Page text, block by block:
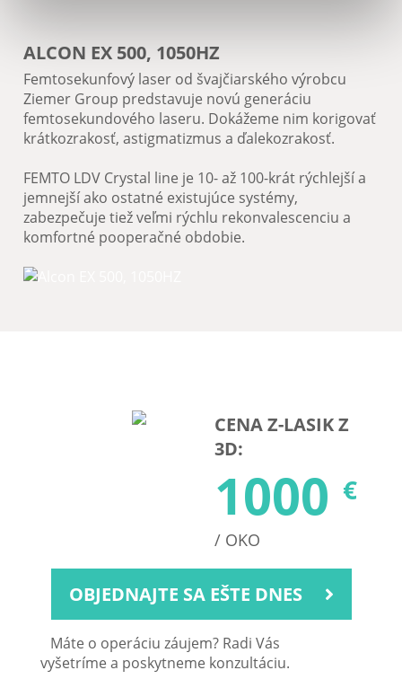
ALCON EX 500, 1050HZ
Femtosekunfový laser od švajčiarského výrobcu
Ziemer Group predstavuje novú generáciu
femtosekundového laseru. Dokážeme nim korigovať
krátkozrakosť, astigmatizmus a ďalekozrakosť.
FEMTO LDV Crystal line je 10- až 100-krát rýchlejší a
jemnejší ako ostatné existujúce systémy,
zabezpečuje tiež veľmi rýchlu rekonvalescenciu a
komfortné pooperačné obdobie.
CENA Z-LASIK Z
3D:
1000 €
/ OKO
OBJEDNAJTE SA EŠTE DNES
Máte o operáciu záujem? Radi Vás
vyšetríme a poskytneme konzultáciu.